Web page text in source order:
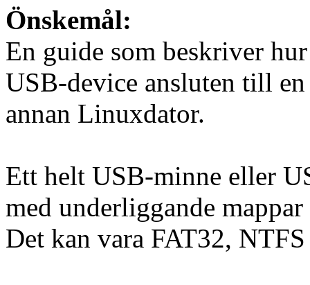
Önskemål:
En guide som beskriver
USB-device ansluten till
annan Linuxdator.
Ett helt USB-minne eller
med underliggande
Det kan vara FAT32,